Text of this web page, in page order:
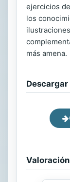
ejercicios
los
más amena.
Valoración